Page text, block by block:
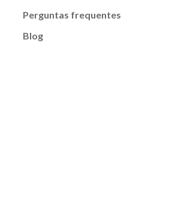
Perguntas frequentes
Blog